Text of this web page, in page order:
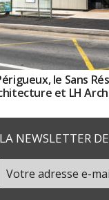
le Sans
et LH
LA NEWSLETTER